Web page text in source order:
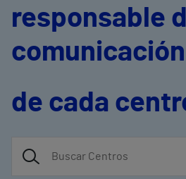
responsable
comunicación
de cada